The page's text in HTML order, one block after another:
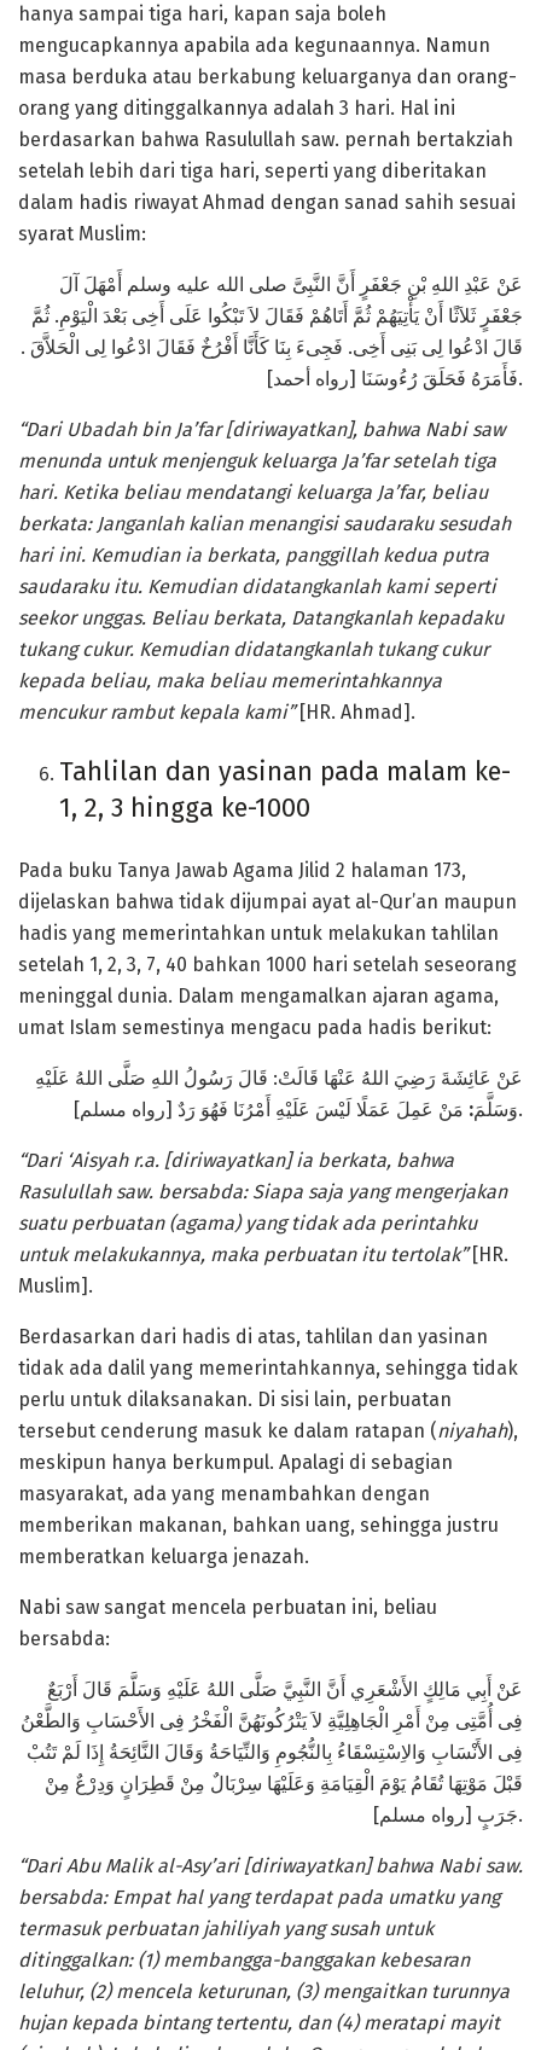
hanya sampai tiga hari, kapan saja boleh
mengucapkannya apabila ada kegunaannya. Namun
masa berduka atau berkabung keluarganya dan orang-
orang yang ditinggalkannya adalah 3 hari. Hal ini
berdasarkan bahwa Rasulullah saw. pernah bertakziah
setelah lebih dari tiga hari, seperti yang diberitakan
dalam hadis riwayat Ahmad dengan sanad sahih sesuai
syarat Muslim:
عَنْ عَبْدِ اللهِ بْنِ جَعْفَرٍ أَنَّ النَّبِىَّ صلى الله عليه وسلم أَمْهَلَ آلَ
جَعْفَرٍ ثَلاَثًا أَنْ يَأْتِيَهُمْ ثُمَّ أَتَاهُمْ فَقَالَ لاَ تَبْكُوا عَلَى أَخِى بَعْدَ الْيَوْمِ. ثُمَّ
قَالَ ادْعُوا لِى بَنِى أَخِى. فَجِىءَ بِنَا كَأَنَّا أَفْرُخٌ فَقَالَ ادْعُوا لِى الْحَلاَّقَ .
فَأَمَرَهُ فَحَلَقَ رُءُوسَنَا [رواه أحمد].
“Dari Ubadah bin Ja’far [diriwayatkan], bahwa Nabi saw
menunda untuk menjenguk keluarga Ja’far setelah tiga
hari. Ketika beliau mendatangi keluarga Ja’far, beliau
berkata: Janganlah kalian menangisi saudaraku sesudah
hari ini. Kemudian ia berkata, panggillah kedua putra
saudaraku itu. Kemudian didatangkanlah kami seperti
seekor unggas. Beliau berkata, Datangkanlah kepadaku
tukang cukur. Kemudian didatangkanlah tukang cukur
kepada beliau, maka beliau memerintahkannya
mencukur rambut kepala kami”[HR. Ahmad].
Tahlilan dan yasinan pada malam ke-
1, 2, 3 hingga ke-1000
Pada buku Tanya Jawab Agama Jilid 2 halaman 173,
dijelaskan bahwa tidak dijumpai ayat al-Qur’an maupun
hadis yang memerintahkan untuk melakukan tahlilan
setelah 1, 2, 3, 7, 40 bahkan 1000 hari setelah seseorang
meninggal dunia. Dalam mengamalkan ajaran agama,
umat Islam semestinya mengacu pada hadis berikut:
عَنْ عَائِشَةَ رَضِيَ اللهُ عَنْهَا قَالَتْ: قَالَ رَسُولُ اللهِ صَلَّى اللهُ عَلَيْهِ
وَسَلَّمَ: مَنْ عَمِلَ عَمَلًا لَيْسَ عَلَيْهِ أَمْرُنَا فَهُوَ رَدٌ [رواه مسلم].
“Dari ‘Aisyah r.a. [diriwayatkan] ia berkata, bahwa
Rasulullah saw. bersabda: Siapa saja yang mengerjakan
suatu perbuatan (agama) yang tidak ada perintahku
untuk melakukannya, maka perbuatan itu tertolak”[HR.
Muslim].
Berdasarkan dari hadis di atas, tahlilan dan yasinan
tidak ada dalil yang memerintahkannya, sehingga tidak
perlu untuk dilaksanakan. Di sisi lain, perbuatan
tersebut cenderung masuk ke dalam ratapan (niyahah),
meskipun hanya berkumpul. Apalagi di sebagian
masyarakat, ada yang menambahkan dengan
memberikan makanan, bahkan uang, sehingga justru
memberatkan keluarga jenazah.
Nabi saw sangat mencela perbuatan ini, beliau
bersabda:
عَنْ أَبِي مَالِكٍ الأَشْعَرِي أَنَّ النَّبِيَّ صَلَّى اللهُ عَلَيْهِ وَسَلَّمَ قَالَ أَرْبَعٌ
فِى أُمَّتِى مِنْ أَمْرِ الْجَاهِلِيَّةِ لاَ يَتْرُكُونَهُنَّ الْفَخْرُ فِى الأَحْسَابِ وَالطَّعْنُ
فِى الأَنْسَابِ وَالاِسْتِسْقَاءُ بِالنُّجُومِ وَالنِّيَاحَةُ وَقَالَ النَّائِحَةُ إِذَا لَمْ تَتُبْ
قَبْلَ مَوْتِهَا تُقَامُ يَوْمَ الْقِيَامَةِ وَعَلَيْهَا سِرْبَالٌ مِنْ قَطِرَانٍ وَدِرْعٌ مِنْ
جَرَبٍ [رواه مسلم].
“Dari Abu Malik al-Asy’ari [diriwayatkan] bahwa Nabi saw.
bersabda: Empat hal yang terdapat pada umatku yang
termasuk perbuatan jahiliyah yang susah untuk
ditinggalkan: (1) membangga-banggakan kebesaran
leluhur, (2) mencela keturunan, (3) mengaitkan turunnya
hujan kepada bintang tertentu, dan (4) meratapi mayit